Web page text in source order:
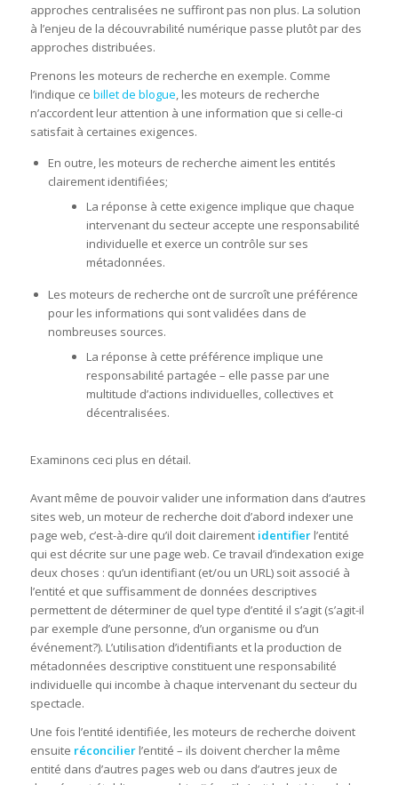
approches centralisées ne suffiront pas non plus. La solution
à l’enjeu de la découvrabilité numérique passe plutôt par des
approches distribuées.
Prenons les moteurs de recherche en exemple. Comme
l’indique ce billet de blogue, les moteurs de recherche
n’accordent leur attention à une information que si celle-ci
satisfait à certaines exigences.
En outre, les moteurs de recherche aiment les entités
clairement identifiées;
La réponse à cette exigence implique que chaque
intervenant du secteur accepte une responsabilité
individuelle et exerce un contrôle sur ses
métadonnées.
Les moteurs de recherche ont de surcroît une préférence
pour les informations qui sont validées dans de
nombreuses sources.
La réponse à cette préférence implique une
responsabilité partagée – elle passe par une
multitude d’actions individuelles, collectives et
décentralisées.
Examinons ceci plus en détail.
Avant même de pouvoir valider une information dans d’autres
sites web, un moteur de recherche doit d’abord indexer une
page web, c’est-à-dire qu’il doit clairement identifierl’entité
qui est décrite sur une page web. Ce travail d’indexation exige
deux choses : qu’un identifiant (et/ou un URL) soit associé à
l’entité et que suffisamment de données descriptives
permettent de déterminer de quel type d’entité il s’agit (s’agit-il
par exemple d’une personne, d’un organisme ou d’un
événement?). L’utilisation d’identifiants et la production de
métadonnées descriptive constituent une responsabilité
individuelle qui incombe à chaque intervenant du secteur du
spectacle.
Une fois l’entité identifiée, les moteurs de recherche doivent
ensuite réconcilierl’entité – ils doivent chercher la même
entité dans d’autres pages web ou dans d’autres jeux de